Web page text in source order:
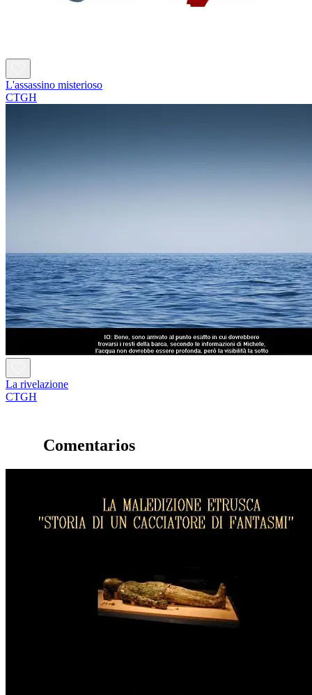
L'assassino misterioso
CTGH
La rivelazione
CTGH
Comentarios